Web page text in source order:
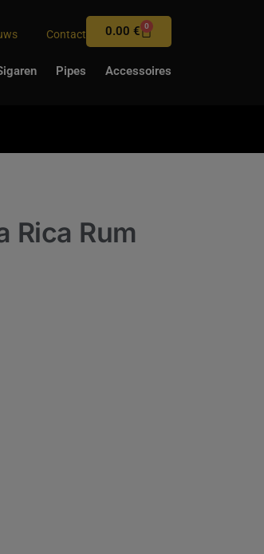
Contact 0.00€ 0
Pipes Accessoires
Rica Rum